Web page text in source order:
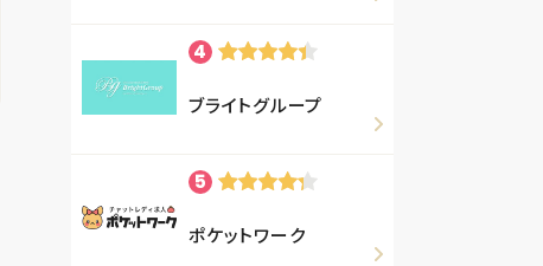
ブライトグループ
ポケットワーク